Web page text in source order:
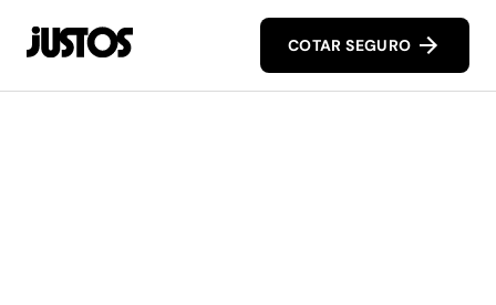
COTAR SEGURO